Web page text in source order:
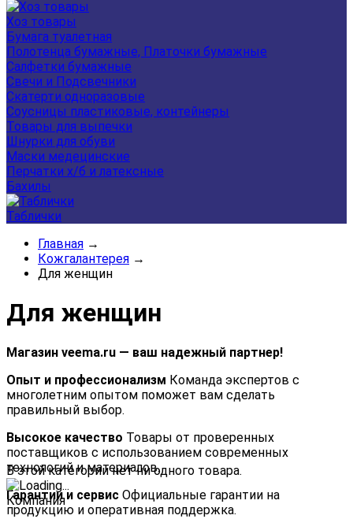
Хоз товары
Бумага туалетная
Полотенца бумажные, Платочки бумажные
Салфетки бумажные
Свечи и Подсвечники
Скатерти одноразовые
Соусницы пластиковые, контейнеры
Товары для выпечки
Шнурки для обуви
Маски медецинские
Перчатки х/б и латексные
Бахилы
Таблички
Главная →
Кожгалантерея →
Для женщин
Для женщин
Магазин veema.ru — ваш надежный партнер!
Опыт и профессионализм Команда экспертов с
многолетним опытом поможет вам сделать
правильный выбор.
Высокое качество Товары от проверенных
поставщиков с использованием современных
технологий и материалов.
Гарантии и сервис Официальные гарантии на
продукцию и оперативная поддержка.
В этой категории нет ни одного товара.
Компания